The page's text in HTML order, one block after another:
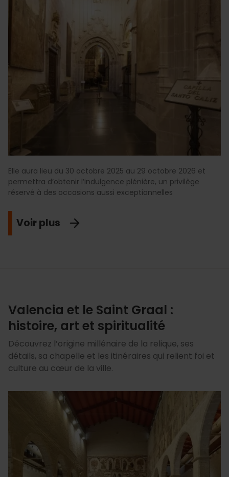
Elle aura lieu du 30 octobre 2025 au 29 octobre 2026 et
permettra d’obtenir l’indulgence plénière, un privilège
réservé à des occasions aussi exceptionnelles
Voir plus
Valencia et le Saint Graal :
histoire, art et spiritualité
Découvrez l’origine millénaire de la relique, ses
détails, sa chapelle et les itinéraires qui relient foi et
culture au cœur de la ville.